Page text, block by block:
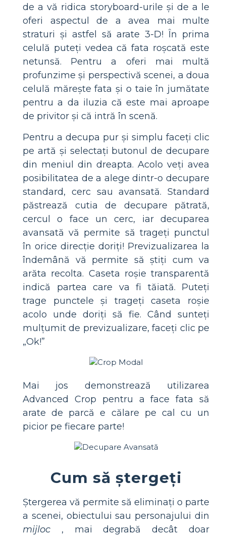
de a vă ridica storyboard-urile și de a le
oferi aspectul de a avea mai multe
straturi și astfel să arate 3-D! În prima
celulă puteți vedea că fata roșcată este
netunsă. Pentru a oferi mai multă
profunzime și perspectivă scenei, a doua
celulă mărește fata și o taie în jumătate
pentru a da iluzia că este mai aproape
de privitor și că intră în scenă.
Pentru a decupa pur și simplu faceți clic
pe artă și selectați butonul de decupare
din meniul din dreapta. Acolo veți avea
posibilitatea de a alege dintr-o decupare
standard, cerc sau avansată. Standard
păstrează cutia de decupare pătrată,
cercul o face un cerc, iar decuparea
avansată vă permite să trageți punctul
în orice direcție doriți! Previzualizarea la
îndemână vă permite să știți cum va
arăta recolta. Caseta roșie transparentă
indică partea care va fi tăiată. Puteți
trage punctele și trageți caseta roșie
acolo unde doriți să fie. Când sunteți
mulțumit de previzualizare, faceți clic pe
„Ok!”
Mai jos demonstrează utilizarea
Advanced Crop pentru a face fata să
arate de parcă e călare pe cal cu un
picior pe fiecare parte!
Cum să ștergeți
Ștergerea vă permite să eliminați o parte
a scenei, obiectului sau personajului din
mijloc , mai degrabă decât doar